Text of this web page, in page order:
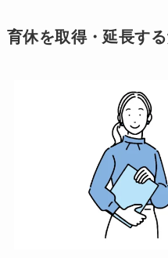
育休を取得・延長す